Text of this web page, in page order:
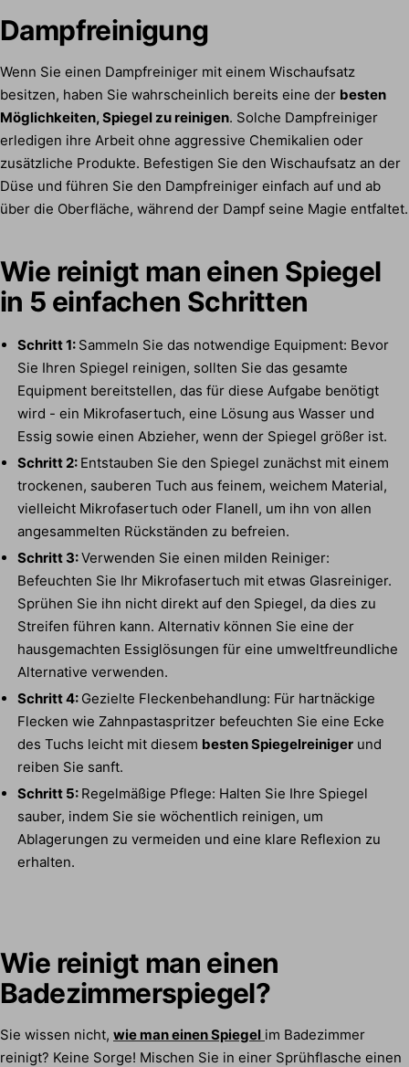
Dampfreinigung
Wenn Sie einen Dampfreiniger mit einem Wischaufsatz
besitzen, haben Sie wahrscheinlich bereits eine der besten
Möglichkeiten, Spiegel zu reinigen. Solche Dampfreiniger
erledigen ihre Arbeit ohne aggressive Chemikalien oder
zusätzliche Produkte. Befestigen Sie den Wischaufsatz an der
Düse und führen Sie den Dampfreiniger einfach auf und ab
über die Oberfläche, während der Dampf seine Magie entfaltet.
Wie reinigt man einen Spiegel
in 5 einfachen Schritten
Schritt 1: Sammeln Sie das notwendige Equipment: Bevor
Sie Ihren Spiegel reinigen, sollten Sie das gesamte
Equipment bereitstellen, das für diese Aufgabe benötigt
wird - ein Mikrofasertuch, eine Lösung aus Wasser und
Essig sowie einen Abzieher, wenn der Spiegel größer ist.
Schritt 2: Entstauben Sie den Spiegel zunächst mit einem
trockenen, sauberen Tuch aus feinem, weichem Material,
vielleicht Mikrofasertuch oder Flanell, um ihn von allen
angesammelten Rückständen zu befreien.
Schritt 3:Verwenden Sie einen milden Reiniger:
Befeuchten Sie Ihr Mikrofasertuch mit etwas Glasreiniger.
Sprühen Sie ihn nicht direkt auf den Spiegel, da dies zu
Streifen führen kann. Alternativ können Sie eine der
hausgemachten Essiglösungen für eine umweltfreundliche
Alternative verwenden.
Schritt 4: Gezielte Fleckenbehandlung: Für hartnäckige
Flecken wie Zahnpastaspritzer befeuchten Sie eine Ecke
des Tuchs leicht mit diesem besten Spiegelreinigerund
reiben Sie sanft.
Schritt 5: Regelmäßige Pflege: Halten Sie Ihre Spiegel
sauber, indem Sie sie wöchentlich reinigen, um
Ablagerungen zu vermeiden und eine klare Reflexion zu
erhalten.
Wie reinigt man einen
Badezimmerspiegel?
Sie wissen nicht, wie man einen Spiegel im Badezimmer
reinigt? Keine Sorge! Mischen Sie in einer Sprühflasche einen